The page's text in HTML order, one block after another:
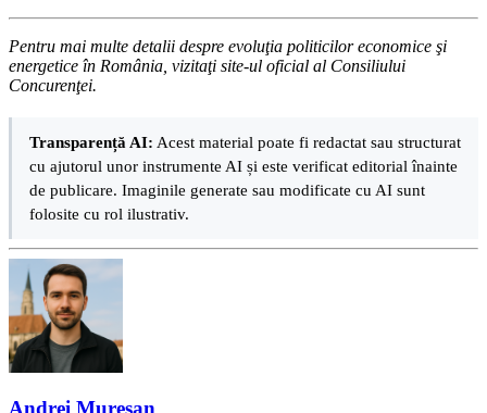
Pentru mai multe detalii despre evoluţia politicilor economice şi
energetice în România, vizitaţi site-ul oficial al Consiliului
Concurenţei.
Transparență AI: Acest material poate fi redactat sau structurat
cu ajutorul unor instrumente AI și este verificat editorial înainte
de publicare. Imaginile generate sau modificate cu AI sunt
folosite cu rol ilustrativ.